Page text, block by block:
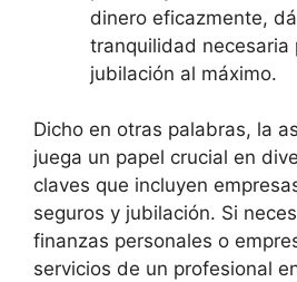
dinero eficazmente,
tranquilidad necesaria
jubilación al máximo.
Dicho en otras palabras, la
juega un papel crucial en
claves que incluyen
seguros y jubilación. Si
finanzas personales o
servicios de un profesional